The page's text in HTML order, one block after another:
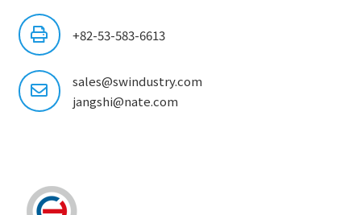
+82-53-583-6613
sales@swindustry.com
jangshi@nate.com